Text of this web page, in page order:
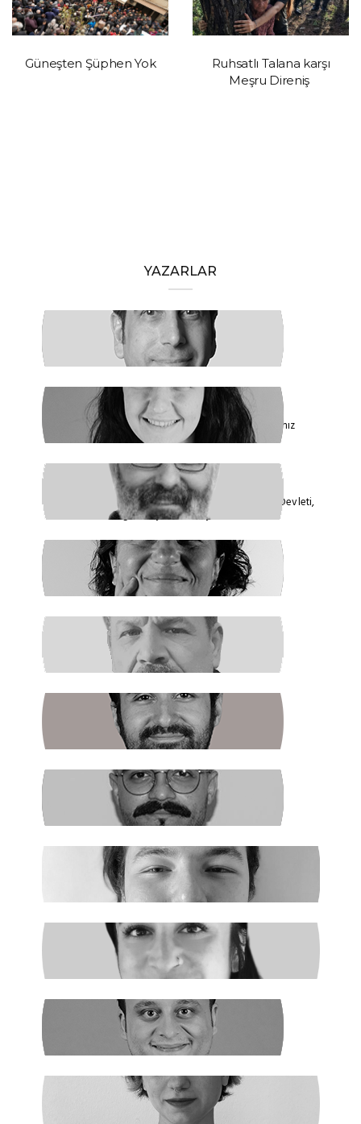
Güneşten Şüphen Yok
Ruhsatlı Talana karşı
Meşru Direniş
YAZARLAR
HAKAN ÖZTÜRK
Barışa Başlamalıyız
FİDAN ATASELİM
Paketinizle 6284’e Dokunamayacaksınız
VEYSEL AKTAŞ
Faşizmin Yeniden Biçimlenmesi. Kriz Devleti,
Hegemonya ve Türkiye
GÜLSÜM KAV
Şiddetin İlacı, Barışa Kavuşmaktır
RAŞİT ŞAHİN
Boş Koltukta Kim Oturuyordu?
BATUHAN GÜNDOĞDU
Halkın Kendi Kendini Yönetmesi
FIRAT ÖZTAŞ
AKP Kaybetti
EGE ŞAHİN
Madenciler İşaret Verdi
NURSELİ GÖZÜAÇIK
Şiddetin Faili, Çocukların Katili Kim?
NEHİR SEVİM
Dünya Çapında
ILGIN GÜRSES
Açlık ve Diğer "Çözülemez" Sorunlar